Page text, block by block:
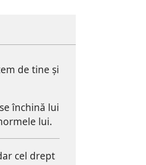
de tine și
închină lui
lui.
cel drept